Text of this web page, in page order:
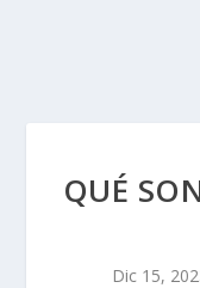
QUÉ
Dic 15,